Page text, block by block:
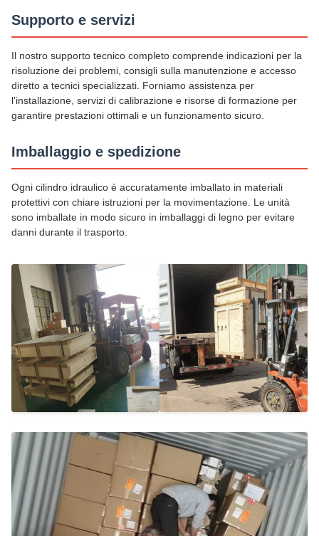
Supporto e servizi
Il nostro supporto tecnico completo comprende indicazioni per la
risoluzione dei problemi, consigli sulla manutenzione e accesso
diretto a tecnici specializzati. Forniamo assistenza per
l'installazione, servizi di calibrazione e risorse di formazione per
garantire prestazioni ottimali e un funzionamento sicuro.
Imballaggio e spedizione
Ogni cilindro idraulico è accuratamente imballato in materiali
protettivi con chiare istruzioni per la movimentazione. Le unità
sono imballate in modo sicuro in imballaggi di legno per evitare
danni durante il trasporto.